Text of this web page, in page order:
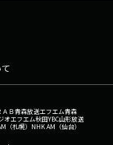
ＡＢ青森放送エフエム青森
オエフエム秋田YBC山形放送
（札幌） NHK AM（仙台）